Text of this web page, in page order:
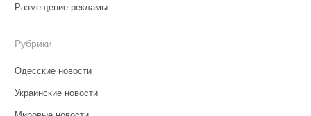
Размещение рекламы
Рубрики
Одесские новости
Украинские новости